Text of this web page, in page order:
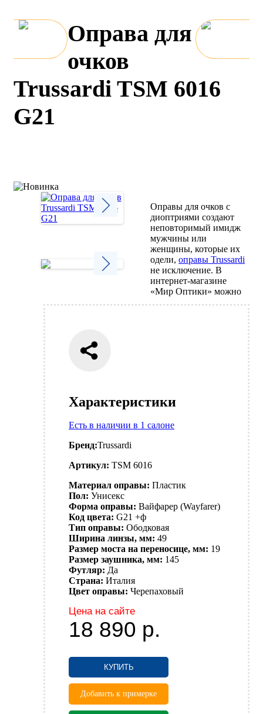
Оправа для
очков
Trussardi TSM 6016
G21
Характеристики
Есть в наличии в 1 салоне
Бренд:Trussardi
Артикул: TSM 6016
Материал оправы: Пластик
Пол: Унисекс
Форма оправы: Вайфарер (Wayfarer)
Код цвета: G21 +ф
Тип оправы: Ободковая
Ширина линзы, мм: 49
Размер моста на переносице, мм: 19
Размер заушника, мм: 145
Футляр: Да
Страна: Италия
Цвет оправы: Черепаховый
Цена на сайте
18 890 р.
КУПИТЬ
Добавить к примерке
Оправы для очков с
диоптриями создают
неповторимый имидж
мужчины или
женщины, которые их
одели,оправы Trussardi
не исключение. В
интернет-магазине
«Мир Оптики» можно